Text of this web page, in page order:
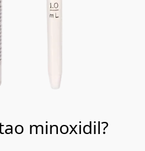
minoxidil?